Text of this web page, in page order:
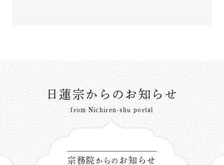
日蓮宗からのお知らせ
from Nichiren-shu portal
宗務院 からの お知らせ